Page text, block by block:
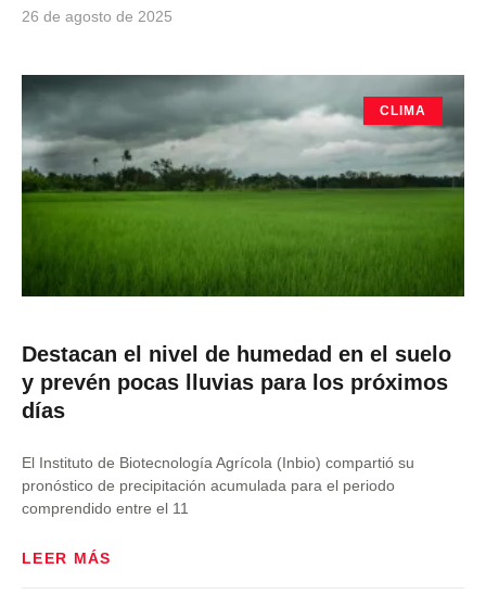
26 de agosto de 2025
CLIMA
Destacan el nivel de humedad en el suelo
y prevén pocas lluvias para los próximos
días
El Instituto de Biotecnología Agrícola (Inbio) compartió su
pronóstico de precipitación acumulada para el periodo
comprendido entre el 11
LEER MÁS